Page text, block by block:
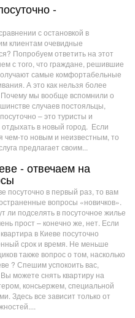
-
с остановкой в
клиентам очевидные
Попробуем ответить на этот
с того, что граждане, решившие
самые комфортабельные
А это как нельзя более
мы вообще вспомнили о
случаев постояльцы,
– это туристы и
в новый город. Если
чем-то новым и неизвестным, то
предлагает своим...
- отвечаем на
посуточно в первый раз, то вам
вопросы «новичков».
ли подселять в посуточное жилье
прост – конечно же, нет. Если
в Киеве посуточно
срок и время. Не меньше
также вопрос о том, насколько
? Спешим успокоить вас,
можете снять квартиру на
консьержем, специальной
Здесь все зависит только от